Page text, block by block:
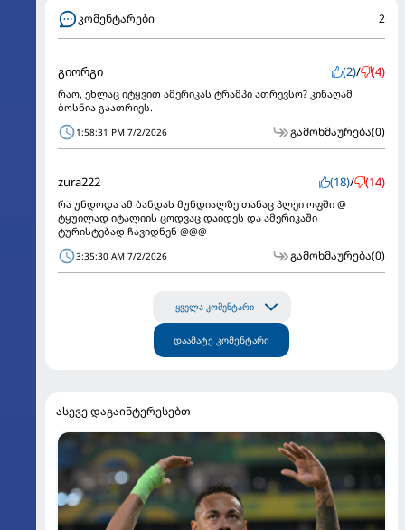
კომენტარები 2
გიორგი (2)/ (4)
რაო, ეხლაც იტყვით ამერიკას ტრამპი ათრევსო? კინაღამ
ბოსნია გაათრიეს.
1:58:31 PM 7/2/2026 გამოხმაურება(0)
zura222 (18)/ (14)
რა უნდოდა ამ ბანდას მუნდიალზე თანაც პლეი ოფში @
ტყუილად იტალიის ცოდვაც დაიდეს და ამერიკაში
ტურისტებად ჩავიდნენ @@@
3:35:30 AM 7/2/2026 გამოხმაურება(0)
ყველა კომენტარი
დაამატე კომენტარი
ასევე დაგაინტერესებთ